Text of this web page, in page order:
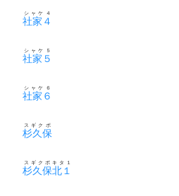
社家４
シャケ４
社家５
シャケ５
社家６
シャケ６
杉久保
スギクボ
杉久保北１
スギクボキタ１